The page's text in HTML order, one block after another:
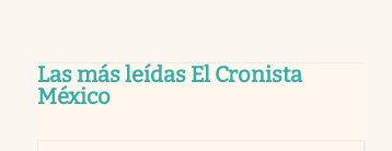
Las más leídas El Cronista
México